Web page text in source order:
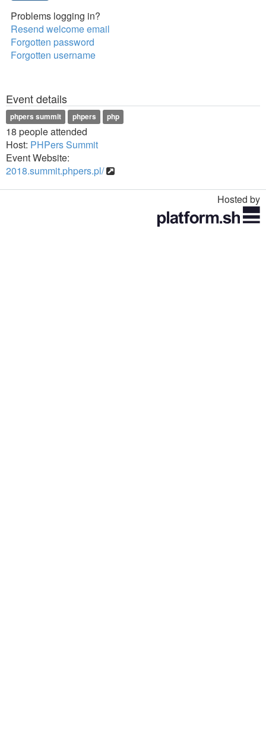
Problems logging in?
Resend welcome email
Forgotten password
Forgotten username
Event details
phpers summit phpers php
18 people attended
Host: PHPers Summit
Event Website:
2018.summit.phpers.pl/
Hosted by